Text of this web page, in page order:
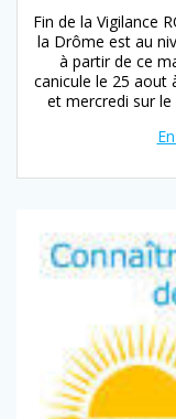
Fin de la Vigilance
la Drôme est au
à partir de ce
canicule le 25 aout
et mercredi sur le